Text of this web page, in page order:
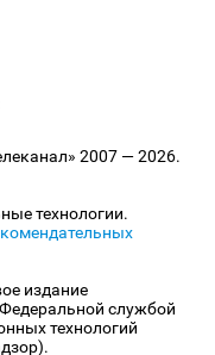
2007 — 2026.
технологии.
издание
службой
технологий